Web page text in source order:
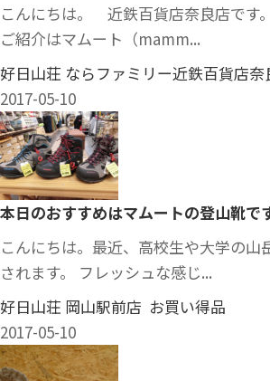
こんにちは。 近鉄百貨店奈良店です
ご紹介はマムート（mamm...
好日山荘 ならファミリー近鉄百貨店
2017-05-10
本日のおすすめはマムートの登山靴で
こんにちは。最近、高校生や大学の山
されます。 フレッシュな感じ...
好日山荘 岡山駅前店 お買い得品
2017-05-10